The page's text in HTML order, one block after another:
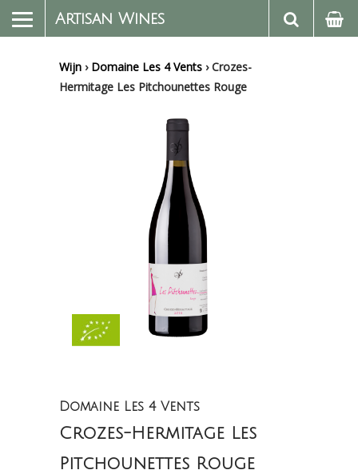
Artisan Wines
Wijn › Domaine Les 4 Vents ›Crozes-
Hermitage Les Pitchounettes Rouge
Domaine Les 4 Vents
Crozes-Hermitage Les
Pitchounettes Rouge